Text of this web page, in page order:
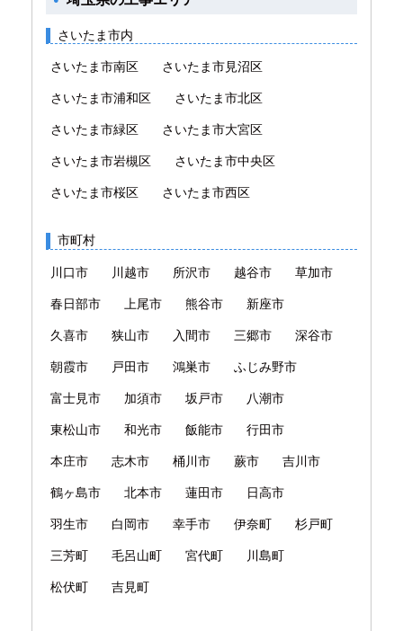
さいたま市内
さいたま市南区 さいたま市見沼区
さいたま市浦和区 さいたま市北区
さいたま市緑区 さいたま市大宮区
さいたま市岩槻区 さいたま市中央区
さいたま市桜区 さいたま市西区
市町村
川口市 川越市 所沢市 越谷市 草加市
春日部市 上尾市 熊谷市 新座市
久喜市 狭山市 入間市 三郷市 深谷市
朝霞市 戸田市 鴻巣市 ふじみ野市
富士見市 加須市 坂戸市 八潮市
東松山市 和光市 飯能市 行田市
本庄市 志木市 桶川市 蕨市 吉川市
鶴ヶ島市 北本市 蓮田市 日高市
羽生市 白岡市 幸手市 伊奈町 杉戸町
三芳町 毛呂山町 宮代町 川島町
松伏町 吉見町